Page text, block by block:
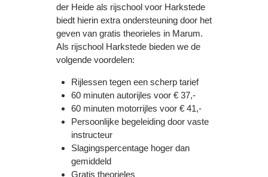
der Heide als rijschool voor Harkstede
biedt hierin extra ondersteuning door het
geven van gratis theorieles in Marum.
Als rijschool Harkstede bieden we de
volgende voordelen:
Rijlessen tegen een scherp tarief
60 minuten autorijles voor € 37,-
60 minuten motorrijles voor € 41,-
Persoonlijke begeleiding door vaste
instructeur
Slagingspercentage hoger dan
gemiddeld
Gratis theorieles